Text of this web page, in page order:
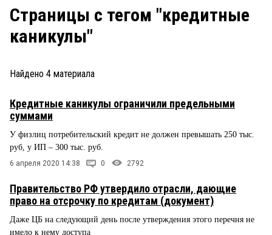
ЗАКОН
НОВОСТИ КОМПАНИЙ
ПРОИСШЕСТВИЯ
СТИЛЬ ЖИЗНИ
Рейтинги
Страницы c тегом "кредитные
каникулы"
Найдено 4 материала
Кредитные каникулы ограничили предельными
суммами
У физлиц потребительский кредит не должен превышать 250 тыс.
руб, у ИП – 300 тыс. руб.
6 апреля 2020 14:38 0 2792
Правительство РФ утвердило отрасли, дающие
право на отсрочку по кредитам (документ)
Даже ЦБ на следующий день после утверждения этого перечня не
имело к нему доступа